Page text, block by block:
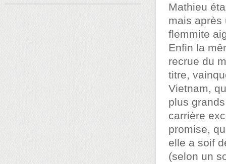
Mathieu
mais après
flemmite
Enfin la
recrue du
titre,
Vietnam,
plus
carrière
promise,
elle a soif
(selon un